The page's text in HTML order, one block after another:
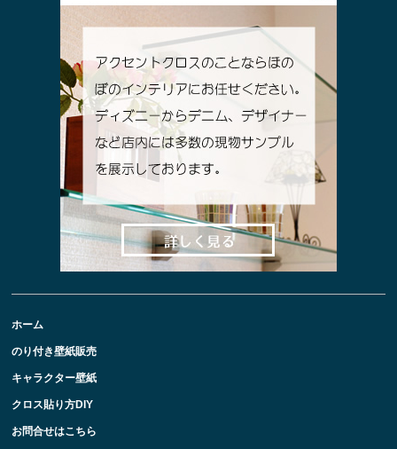
ホーム
のり付き壁紙販売
キャラクター壁紙
クロス貼り方DIY
お問合せはこちら